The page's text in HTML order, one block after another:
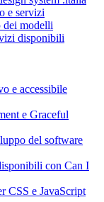
e servizi
dei modelli
disponibili
e accessibile
e Graceful
del software
con Can I
CSS e JavaScript